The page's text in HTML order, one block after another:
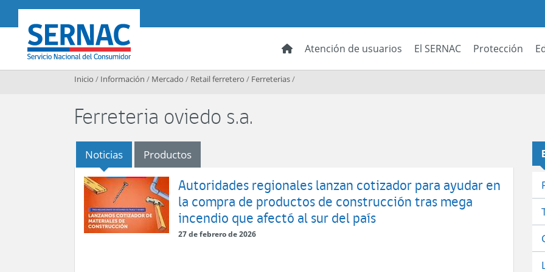
SERNAC
Atención de usuarios El SERNAC Protección
Inicio / Información / Mercado / Retail ferretero / Ferreterias/
Ferreteria oviedo s.a.
Noticias Productos
Autoridades regionales lanzan cotizador para ayudar en
la compra de productos de construcción tras mega
incendio que afectó al sur del país
27 de febrero de 2026